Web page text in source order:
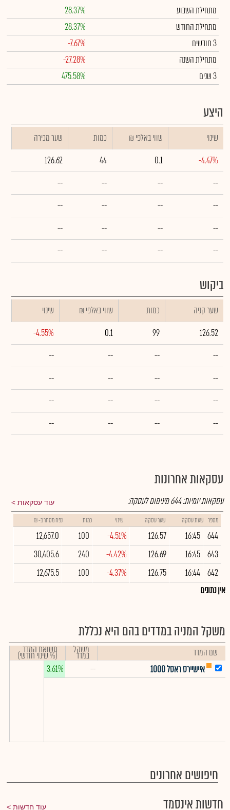
מתחילת השבוע
28.37%
מתחילת החודש
28.37%
3 חודשים
-7.67%
מתחילת השנה
-27.28%
3 שנים
475.58%
היצע
שינוי ₪ שווי באלפי כמות
שער מכירה
-4.47%
0.1
44
126.62
--
--
--
--
--
--
--
--
--
--
--
--
--
--
--
--
ביקוש
שער קניה כמות ₪ שווי באלפי
שינוי
126.52
99
0.1
-4.55%
--
--
--
--
--
--
--
--
--
--
--
--
--
--
--
--
עסקאות אחרונות
עוד עסקאות עסקאות יומיות:644מינימום לעסקה:
מספר שעת עסקה שער עסקה שינוי כמות נפח מסחר ב- ₪
644
16:45
126.57
-4.51%
100
12,657.0
643
16:45
126.69
-4.42%
240
30,405.6
642
16:44
126.75
-4.37%
100
12,675.5
אין נתונים
משקל המניה במדדים בהם היא נכללת
שם המדד משקל
במדד תשואת המדד
(% שינוי חודשי)
איישיירס ראסל 1000
--
3.61%
חיפושים אחרונים
חדשות אינסמד
עוד חדשות